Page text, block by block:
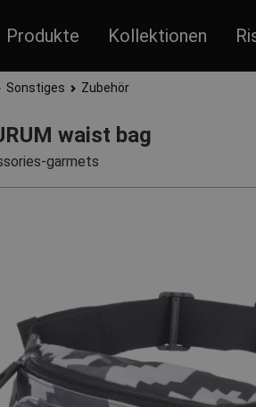
Produkte Kollektionen
Sonstiges Zubehör
waist bag
garmets